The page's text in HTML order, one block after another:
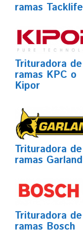
ramas Tacklife
Trituradora de
ramas KPC o
Kipor
Trituradora de
ramas Garland
Trituradora de
ramas Bosch